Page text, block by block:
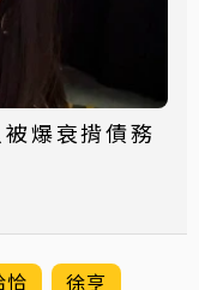
爆衰揹債務
恰 徐亨